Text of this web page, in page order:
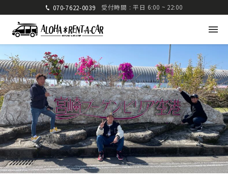
070-7622-0039 受付時間 : 平日 6:00 ~ 22:00
アロハレンタカー
〒880-0824 宮崎県宮崎市大島町高崎416-1
九州運輸局宮崎運輸支局 認可 第285号
TEL: 070-7622-0039
FAX: 0985-25-2832